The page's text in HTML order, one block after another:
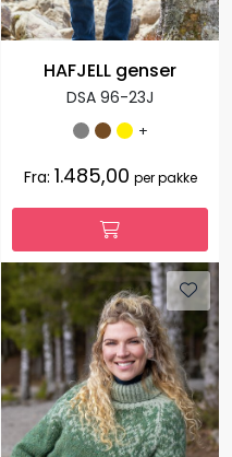
HAFJELL genser
DSA 96-23J
+
Fra: 1.485,00 per pakke